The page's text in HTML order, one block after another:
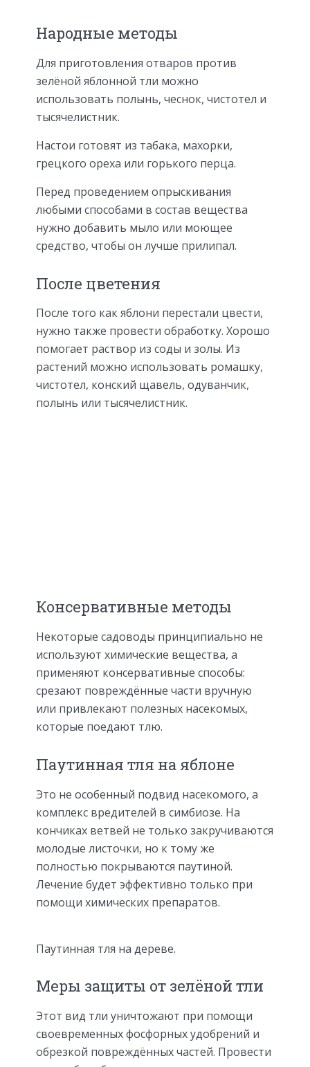
Народные методы
Для приготовления отваров против
зелёной яблонной тли можно
использовать полынь, чеснок, чистотел и
тысячелистник.
Настои готовят из табака, махорки,
грецкого ореха или горького перца.
Перед проведением опрыскивания
любыми способами в состав вещества
нужно добавить мыло или моющее
средство, чтобы он лучше прилипал.
После цветения
После того как яблони перестали цвести,
нужно также провести обработку. Хорошо
помогает раствор из соды и золы. Из
растений можно использовать ромашку,
чистотел, конский щавель, одуванчик,
полынь или тысячелистник.
Консервативные методы
Некоторые садоводы принципиально не
используют химические вещества, а
применяют консервативные способы:
срезают повреждённые части вручную
или привлекают полезных насекомых,
которые поедают тлю.
Паутинная тля на яблоне
Это не особенный подвид насекомого, а
комплекс вредителей в симбиозе. На
кончиках ветвей не только закручиваются
молодые листочки, но к тому же
полностью покрываются паутиной.
Лечение будет эффективно только при
помощи химических препаратов.
Паутинная тля на дереве.
Меры защиты от зелёной тли
Этот вид тли уничтожают при помощи
своевременных фосфорных удобрений и
обрезкой повреждённых частей. Провести